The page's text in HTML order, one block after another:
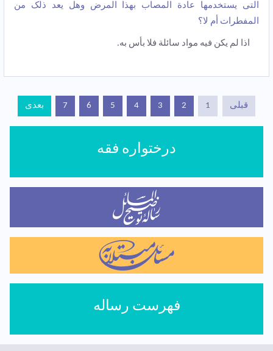
التی یستخدمها عادة المصاب بهذا المرض وهل یعد ذلک من
المفطرات أم لا؟
اذا لم یکن فیه مواد سائلة فلا بأس به.
قبلی 1
2
3
4
5
6
7 بعدی
درختواره فقه
فهرست رساله